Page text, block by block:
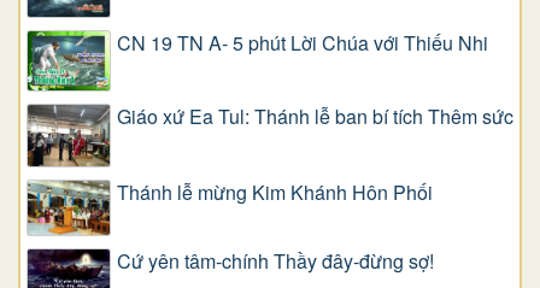
CN 19 TN A- 5 phút Lời Chúa với Thiếu Nhi
Giáo xứ Ea Tul: Thánh lễ ban bí tích Thêm sức
Thánh lễ mừng Kim Khánh Hôn Phối
Cứ yên tâm-chính Thầy đây-đừng sợ!